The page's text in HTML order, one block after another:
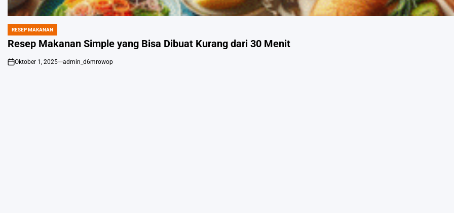
POSTED
IN
RESEP MAKANAN
Resep Makanan Simple yang Bisa Dibuat Kurang dari 30 Menit
on
Oktober 1, 2025 admin_d6mrowop